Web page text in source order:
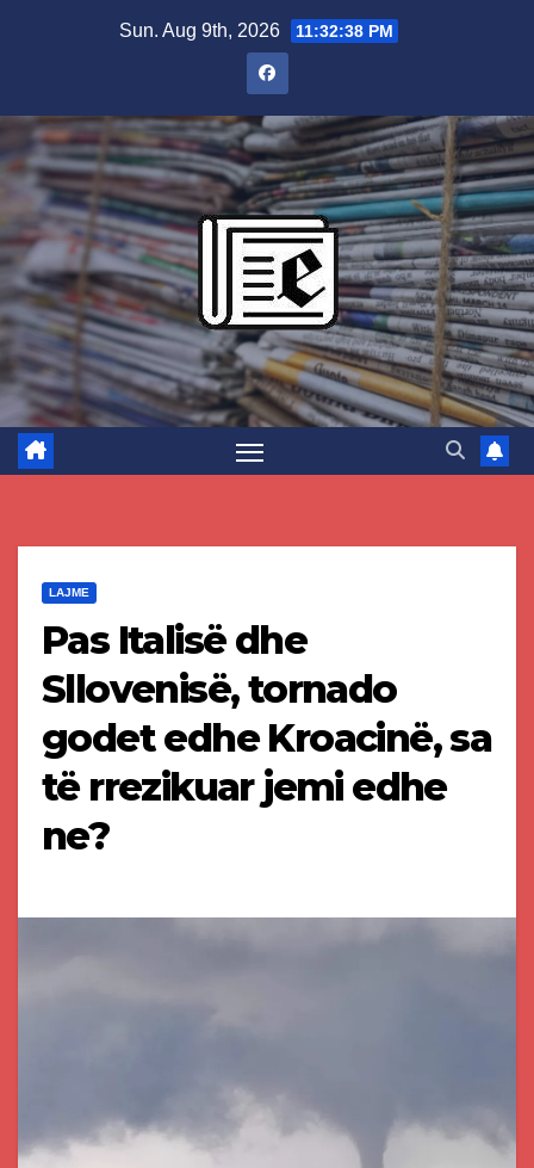
Sun. Aug 9th, 2026 11:32:39 PM
LAJME
Pas Italisë dhe
Sllovenisë, tornado
godet edhe Kroacinë, sa
të rrezikuar jemi edhe
ne?